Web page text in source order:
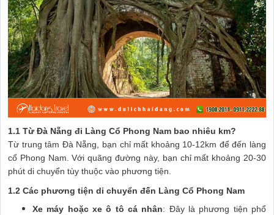
1.1 Từ Đà Nẵng đi Làng Cổ Phong Nam bao nhiêu km?
Từ trung tâm Đà Nẵng, bạn chỉ mất khoảng 10-12km để đến làng
cổ Phong Nam. Với quãng đường này, bạn chỉ mất khoảng 20-30
phút di chuyển tùy thuộc vào phương tiện.
1.2 Các phương tiện di chuyển đến Làng Cổ Phong Nam
Xe máy hoặc xe ô tô cá nhân: Đây là phương tiện phổ